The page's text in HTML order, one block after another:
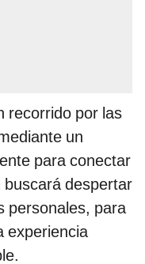
recorrido por las
un
para conectar
buscará despertar
personales, para
experiencia